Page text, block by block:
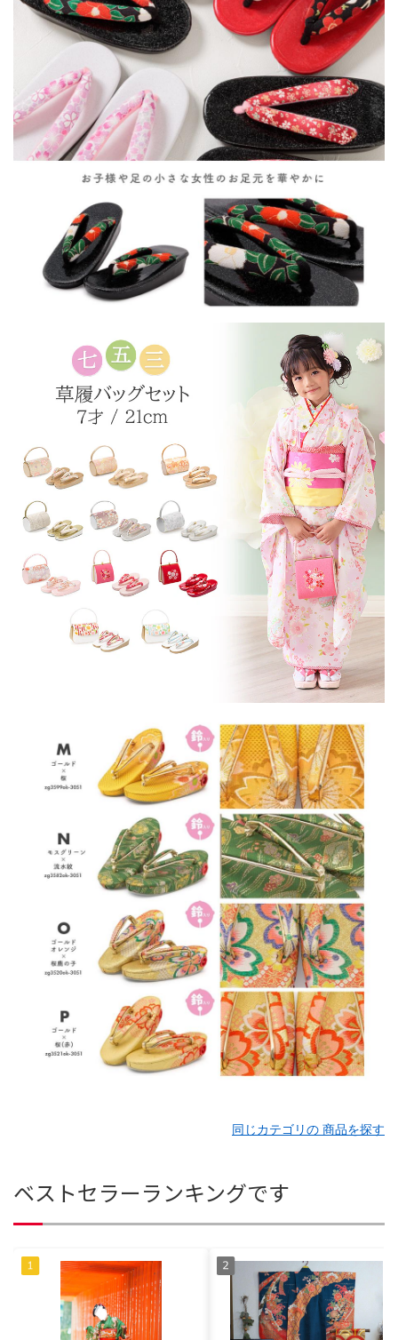
同じカテゴリの 商品を探す
ベストセラーランキングです